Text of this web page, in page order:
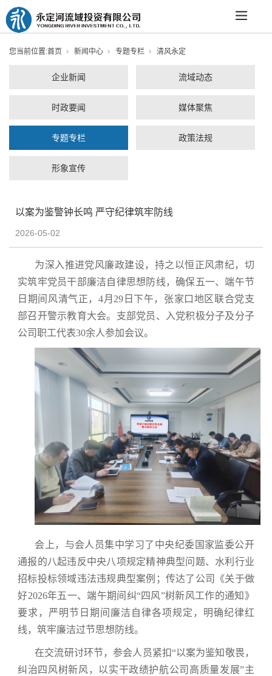
您当前位置:首页 新闻中心 专题专栏 清风永定
企业新闻 流域动态
时政要闻 媒体聚焦
专题专栏 政策法规
形象宣传
以案为鉴警钟长鸣 严守纪律筑牢防线
2026-05-02
为深入推进党风廉政建设，持之以恒正风肃纪，切
实筑牢党员干部廉洁自律思想防线，确保五一、端午节
日期间风清气正，4月29日下午，张家口地区联合党支
部召开警示教育大会。支部党员、入党积极分子及分子
公司职工代表30余人参加会议。
会上，与会人员集中学习了中央纪委国家监委公开
通报的八起违反中央八项规定精神典型问题、水利行业
招标投标领域违法违规典型案例；传达了 公司《关于做
好2026年五一、端午期间纠“四风”树新风工作的通知 》
要求，严明节日期间廉洁自律各项规定，明确纪律红
线，筑牢廉洁过节思想防线。
在交流研讨环节，参会人员紧扣“以案为鉴知敬畏 ，
纠治四风树新风， 以实干政绩护航公司高质量发展”主